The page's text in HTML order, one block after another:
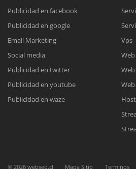
Reunión
Nuestros ejecutivos le enviarán un
Meet para laCotización
Complete el formulario y nos
Chat
para enviarnos un correo electrónico
Publicidad en facebook
Publicidad en google
Email Marketing
Social media
Publicidad en twitter
Publicidad en youtube
Publicidad en waze
Vps
© 2026 webseo.cl Mapa Sitio Terminos